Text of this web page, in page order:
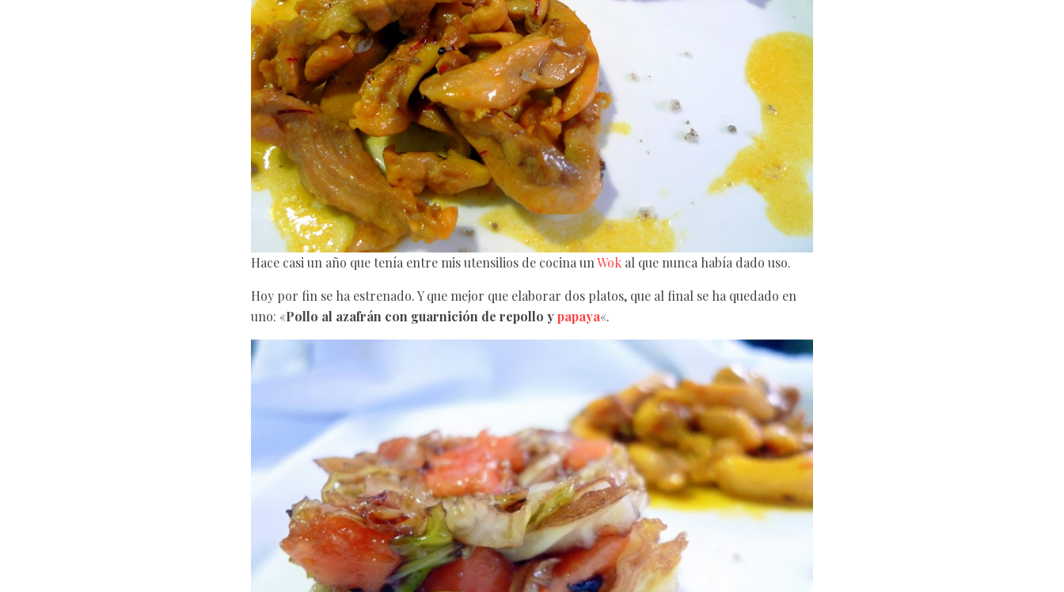
Hace casi un año que tenía entre mis utensilios de cocina unWok al que nunca había dado uso.
Hoy por fin se ha estrenado. Y que mejor que elaborar dos platos, que al final se ha quedado en
uno: «Pollo al azafrán con guarnición de repollo ypapaya«.